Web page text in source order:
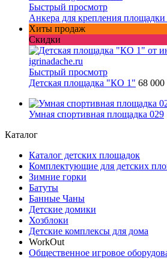
Быстрый просмотр
Анкера для крепления площадки
Хиты продаж
Скидки
Быстрый просмотр
Детская площадка "КО 1" 68 000
Умная спортивная площадка 029
Каталог
Каталог детских площадок
Комплектующие для детских
Зимние горки
Батуты
Банные Чаны
Детские домики
Хозблоки
Детские комплексы для дома
WorkOut
Общественное игровое